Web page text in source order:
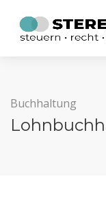
Buchhaltung